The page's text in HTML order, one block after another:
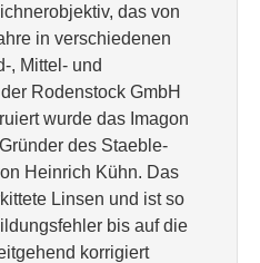
das von
in verschiedenen
, Mittel- und
Rodenstock GmbH
wurde das Imagon
des Staeble-
Heinrich Kühn. Das
Linsen und ist so
bis auf die
korrigiert